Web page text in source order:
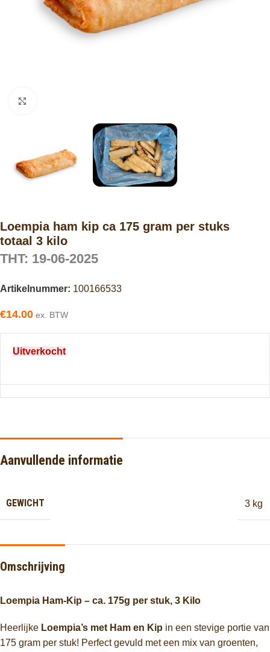
Loempia ham kip ca 175 gram per stuks
totaal 3 kilo
THT: 19-06-2025
Artikelnummer: 100166533
€14.00 ex. BTW
Uitverkocht
Aanvullende informatie
GEWICHT 3 kg
Omschrijving
Loempia Ham-Kip – ca. 175g per stuk, 3 Kilo
Heerlijke Loempia’s met Ham en Kip in een stevige portie van
175 gram per stuk! Perfect gevuld met een mix van groenten,